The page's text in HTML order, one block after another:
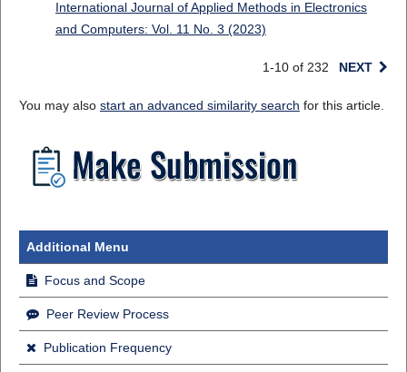
International Journal of Applied Methods in Electronics
and Computers: Vol. 11 No. 3 (2023)
1-10 of 232 NEXT
You may also start an advanced similarity search for this article.
Additional Menu
Focus and Scope
Peer Review Process
Publication Frequency